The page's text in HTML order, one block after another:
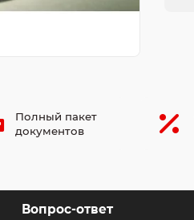
Полный пакет
документов
Вопрос-ответ